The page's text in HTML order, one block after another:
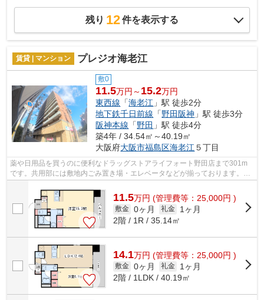
残り 12件を表示する
賃貸 | マンション プレジオ海老江
敷0
11.5万円～ 15.2万円
東西線 「海老江 」駅 徒歩2分
地下鉄千日前線 「野田阪神 」駅 徒歩3分
阪神本線 「野田 」駅 徒歩4分
築4年 / 34.54㎡～40.19㎡
大阪府大阪市福島区海老江５丁目
薬や日用品を買うのに便利なドラッグストアライフォート野田店まで301m
です。共用部には敷地内ごみ置き場・エレベータなどが揃っております。外
11.5万円 (管理費等：25,000円 )
敷金 0ヶ月 礼金
1ヶ月
2階 / 1R / 35.14㎡
14.1万円 (管理費等：25,000円 )
敷金 0ヶ月 礼金
1ヶ月
2階 / 1LDK / 40.19㎡